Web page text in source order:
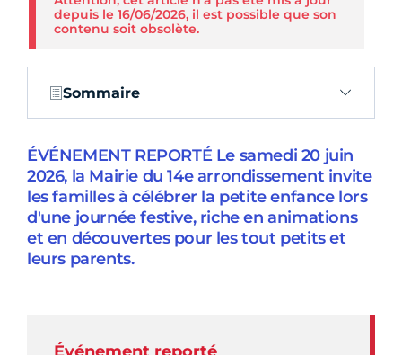
depuis le 16/06/2026, il est possible que son
contenu soit obsolète.
Sommaire
ÉVÉNEMENT REPORTÉ Le samedi 20 juin
2026, la Mairie du 14e arrondissement invite
les familles à célébrer la petite enfance lors
d'une journée festive, riche en animations
et en découvertes pour les tout petits et
leurs parents.